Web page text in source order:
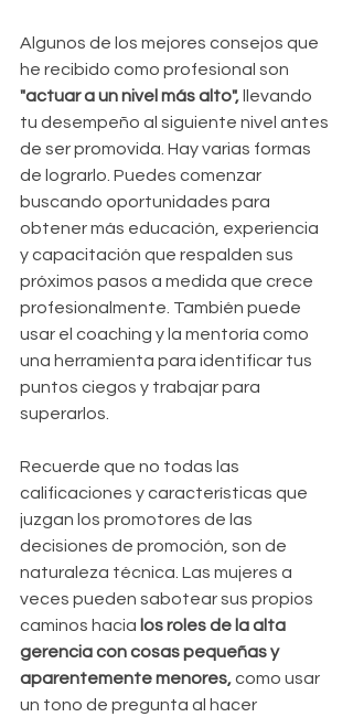
Algunos de los mejores consejos que
he recibido como profesional son
"actuar a un nivel más alto", llevando
tu desempeño al siguiente nivel antes
de ser promovida. Hay varias formas
de lograrlo. Puedes comenzar
buscando oportunidades para
obtener más educación, experiencia
y capacitación que respalden sus
próximos pasos a medida que crece
profesionalmente. También puede
usar el coaching y la mentoría como
una herramienta para identificar tus
puntos ciegos y trabajar para
superarlos.
Recuerde que no todas las
calificaciones y características que
juzgan los promotores de las
decisiones de promoción, son de
naturaleza técnica. Las mujeres a
veces pueden sabotear sus propios
caminos hacia los roles de la alta
gerencia con cosas pequeñas y
aparentemente menores, como usar
un tono de pregunta al hacer